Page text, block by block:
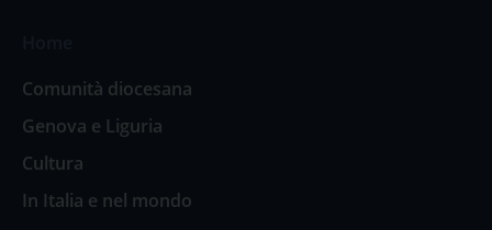
Comunità diocesana
Genova e Liguria
Cultura
In Italia e nel mondo